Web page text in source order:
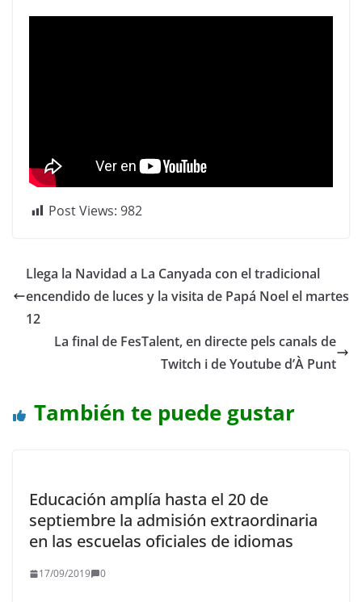
Post Views: 982
Llega la Navidad a La Canyada con el tradicional
encendido de luces y la visita de Papá Noel el martes
12
La final de FesTalent, en directe pels canals de
Twitch i de Youtube d’À Punt
También te puede gustar
Educación amplía hasta el 20 de
septiembre la admisión extraordinaria
en las escuelas oficiales de idiomas
17/09/2019 0